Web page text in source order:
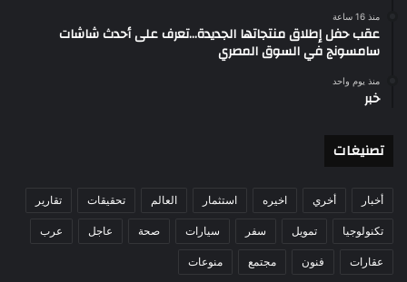
منذ 16 ساعة
عقب حفل إطلاق منتجاتها الجديدة…تعرف على أحدث شاشات
سامسونج في السوق المصري
منذ يوم واحد
خبر
تصنيغات
أخبار أخري اخيره استثمار العالم تحقيقات تقارير
تكنولوجيا تمويل سفر سيارات صحة عاجل عرب
عقارات فنون مجتمع منوعات